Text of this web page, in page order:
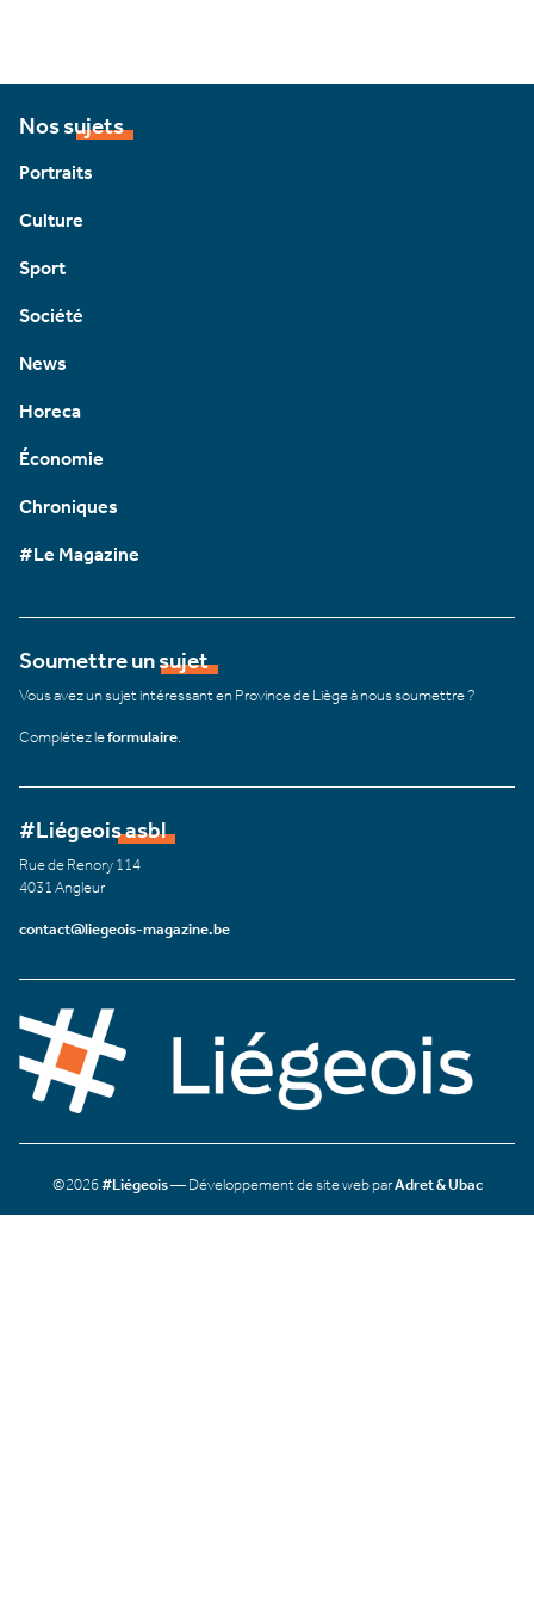
Nos sujets
Portraits
Culture
Sport
Société
News
Horeca
Économie
Chroniques
#Le Magazine
Soumettre un sujet
Vous avez un sujet intéressant en Province de Liège à nous soumettre ?
Complétez leformulaire
#Liégeois asbl
Rue de Renory 114
4031 Angleur
contact@liegeois-magazine.be
©2026#Liégeois— Développement de site web parAdret & Ubac